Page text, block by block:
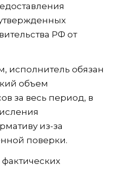
РФ от
исполнитель обязан
объем
за весь период, в
из-за
поверки.